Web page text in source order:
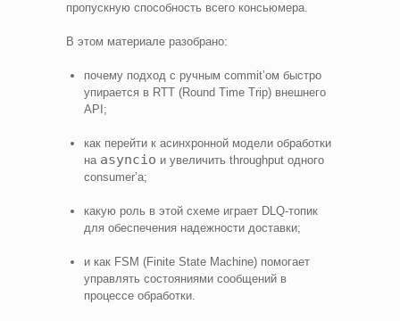
пропускную способность всего консьюмера.
В этом материале разобрано:
почему подход с ручным commit’ом быстро
упирается в RTT (Round Time Trip) внешнего
API;
как перейти к асинхронной модели обработки
на asyncio и увеличить throughput одного
consumer’а;
какую роль в этой схеме играет DLQ-топик
для обеспечения надежности доставки;
и как FSM (Finite State Machine) помогает
управлять состояниями сообщений в
процессе обработки.